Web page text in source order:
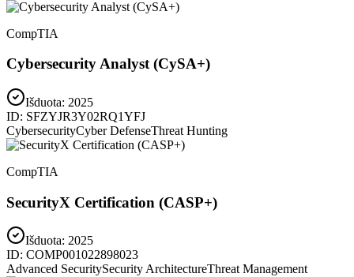
CompTIA
Cybersecurity Analyst (CySA+)
Išduota: 2025
ID: SFZYJR3Y02RQ1YFJ
CybersecurityCyber DefenseThreat Hunting
CompTIA
SecurityX Certification (CASP+)
Išduota: 2025
ID: COMP001022898023
Advanced SecuritySecurity ArchitectureThreat Management